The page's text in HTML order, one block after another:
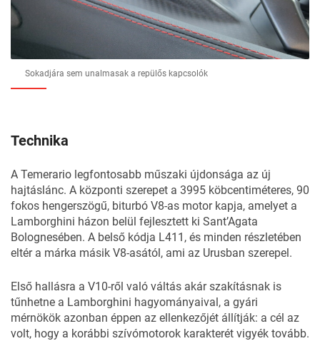
Sokadjára sem unalmasak a repülős kapcsolók
Technika
A Temerario legfontosabb műszaki újdonsága az új
hajtáslánc. A központi szerepet a 3995 köbcentiméteres, 90
fokos hengerszögű, biturbó V8-as motor kapja, amelyet a
Lamborghini házon belül fejlesztett ki Sant’Agata
Bolognesében. A belső kódja L411, és minden részletében
eltér a márka másik V8-asától, ami az Urusban szerepel.
Első hallásra a V10-ről való váltás akár szakításnak is
tűnhetne a Lamborghini hagyományaival, a gyári
mérnökök azonban éppen az ellenkezőjét állítják: a cél az
volt, hogy a korábbi szívómotorok karakterét vigyék tovább.